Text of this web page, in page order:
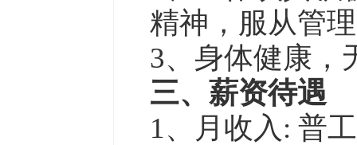
精神，服从管
3、身体健康，
三、薪资待遇
1、月收入: 普